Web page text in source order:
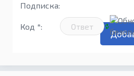
Подписка:
Код *: